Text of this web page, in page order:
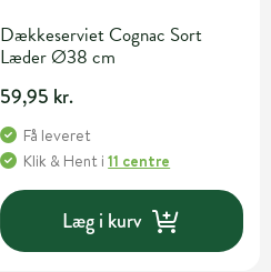
Dækkeserviet Cognac Sort
Læder Ø38 cm
59,95 kr.
Få leveret
Klik & Hent i11 centre
Læg i kurv